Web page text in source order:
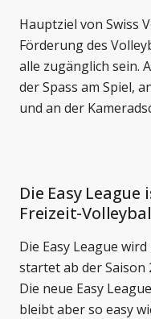
Hauptziel von Swiss
Förderung des
alle zugänglich sein.
der Spass am Spiel,
und an der
Die Easy
Freizeit-
Die Easy League
startet ab der Saison
Die neue Easy
bleibt aber so easy